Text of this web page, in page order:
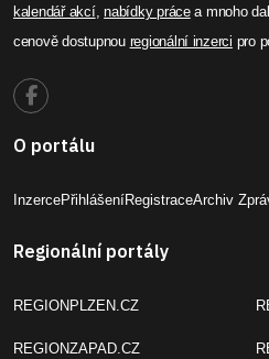
kalendář akcí,nabídky prácea mnoho
cenově dostupnou regionální inzerci pro
O portálu
InzercePřihlášeníRegistraceArchiv
Regionální portály
REGIONPLZEN.CZ
REGIONZAPAD.CZ